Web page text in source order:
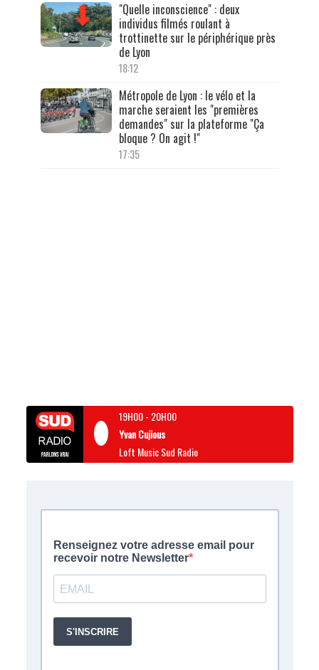
"Quelle inconscience" : deux
individus filmés roulant à
trottinette sur le périphérique près
de Lyon
18:12
Métropole de Lyon : le vélo et la
marche seraient les "premières
demandes" sur la plateforme "Ça
bloque ? On agit !"
17:35
19H00- 20H00
Yvan Cujious
Loft Music Sud Radio